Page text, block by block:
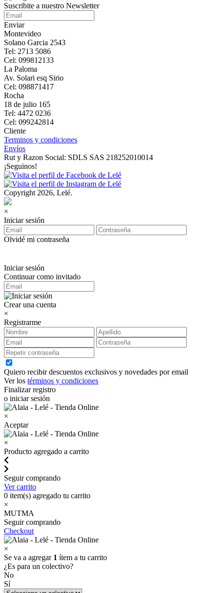
Suscribite a nuestro Newsletter
Enviar
Montevideo
Solano Garcia 2543
Tel: 2713 5086
Cel: 099812133
La Paloma
Av. Solari esq Sirio
Cel: 098871417
Rocha
18 de julio 165
Tel: 4472 0236
Cel: 099242814
Cliente
Terminos y condiciones
Envíos
Rut y Razon Social: SDLS SAS 218252010014
¡Seguinos!
Copyright 2026, Lelé.
×
Iniciar sesión
Olvidé mi contraseña
Iniciar sesión
Continuar como invitado
Crear una cuenta
×
Registrarme
Quiero recibir descuentos exclusivos y novedades por email
Ver los términos y condiciones
Finalizar registro
o iniciar sesión
×
Aceptar
×
Producto agregado a carrito
Seguir comprando
Ver carrito
0 item(s) agregado tu carrito
×
MUTMA
Seguir comprando
Checkout
×
Se va a agregar 1 ítem a tu carrito
¿Es para un colectivo?
No
Sí